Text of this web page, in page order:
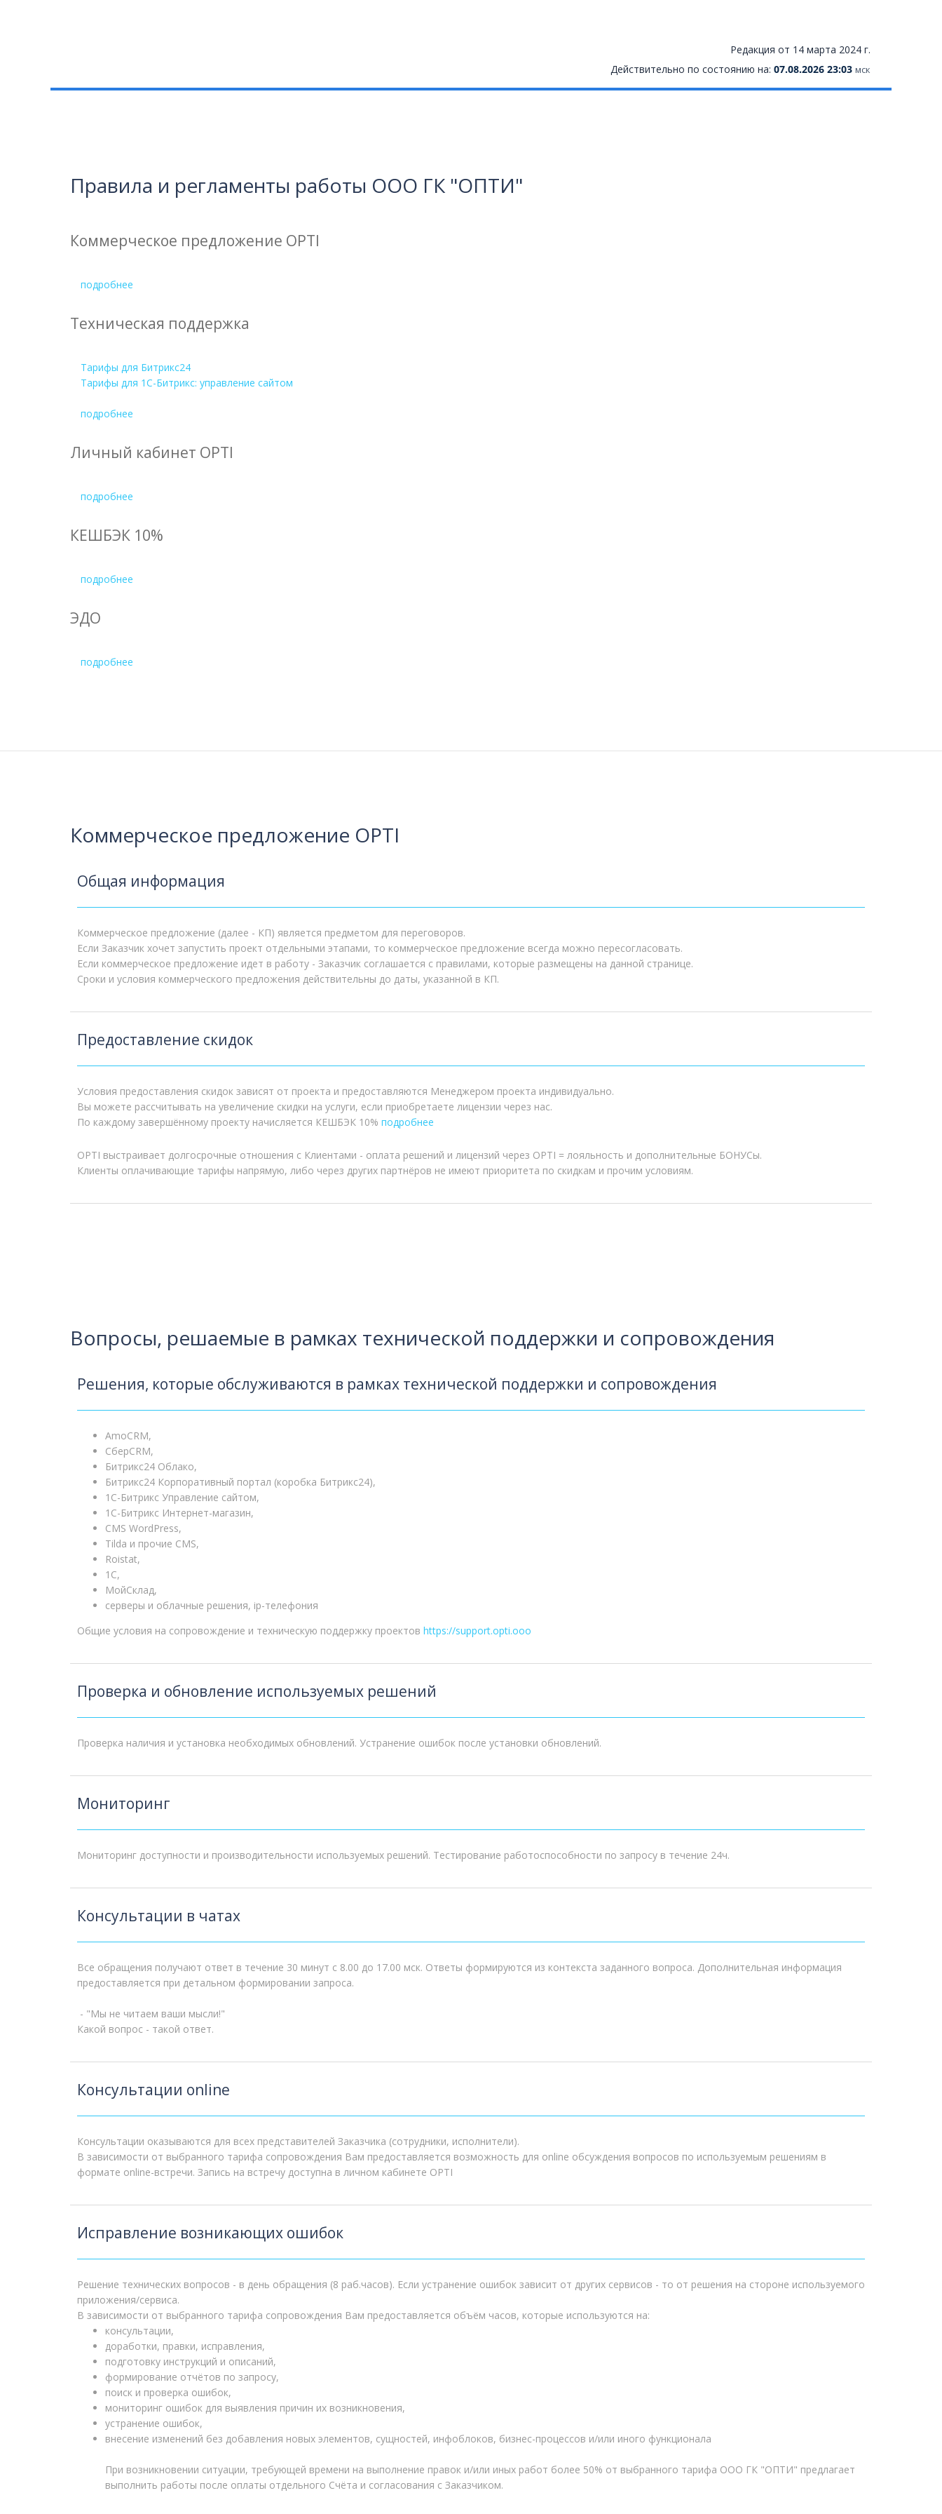
Редакция от 14 марта 2024 г.
Действительно по состоянию на: 07.08.2026 23:03 мск
Правила и регламенты работы OOO ГК "ОПТИ"
Коммерческое предложение OPTI
подробнее
Техническая поддержка
Тарифы для Битрикс24
Тарифы для 1С-Битрикс: управление сайтом
подробнее
Личный кабинет OPTI
подробнее
КЕШБЭК 10%
подробнее
ЭДО
подробнее
Коммерческое предложение OPTI
Общая информация
Коммерческое предложение (далее - КП) является предметом для переговоров.
Если Заказчик хочет запустить проект отдельными этапами, то коммерческое предложение всегда можно пересогласовать.
Если коммерческое предложение идет в работу - Заказчик соглашается с правилами, которые размещены на данной странице.
Сроки и условия коммерческого предложения действительны до даты, указанной в КП.
Предоставление скидок
Условия предоставления скидок зависят от проекта и предоставляются Менеджером проекта индивидуально.
Вы можете рассчитывать на увеличение скидки на услуги, если приобретаете лицензии через нас.
По каждому завершённому проекту начисляется КЕШБЭК 10% подробнее
OPTI выстраивает долгосрочные отношения с Клиентами - оплата решений и лицензий через OPTI = лояльность и дополнительные БОНУСы.
Клиенты оплачивающие тарифы напрямую, либо через других партнёров не имеют приоритета по скидкам и прочим условиям.
Вопросы, решаемые в рамках технической поддержки и сопровождения
Решения, которые обслуживаются в рамках технической поддержки и сопровождения
AmoCRM,
СберCRM,
Битрикс24 Облако,
Битрикс24 Корпоративный портал (коробка Битрикс24),
1С-Битрикс Управление сайтом,
1С-Битрикс Интернет-магазин,
CMS WordPress,
Tilda и прочие CMS,
Roistat,
1С,
МойСклад,
серверы и облачные решения, ip-телефония
Общие условия на сопровождение и техническую поддержку проектов https://support.opti.ooo
Проверка и обновление используемых решений
Проверка наличия и установка необходимых обновлений. Устранение ошибок после установки обновлений.
Мониторинг
Мониторинг доступности и производительности используемых решений. Тестирование работоспособности по запросу в течение 24ч.
Консультации в чатах
Все обращения получают ответ в течение 30 минут с 8.00 до 17.00 мск. Ответы формируются из контекста заданного вопроса. Дополнительная информация
предоставляется при детальном формировании запроса.
- "Мы не читаем ваши мысли!"
Какой вопрос - такой ответ.
Консультации online
Консультации оказываются для всех представителей Заказчика (сотрудники, исполнители).
В зависимости от выбранного тарифа сопровождения Вам предоставляется возможность для online обсуждения вопросов по используемым решениям в
формате online-встречи. Запись на встречу доступна в личном кабинете OPTI
Исправление возникающих ошибок
Решение технических вопросов - в день обращения (8 раб.часов). Если устранение ошибок зависит от других сервисов - то от решения на стороне используемого
приложения/сервиса.
В зависимости от выбранного тарифа сопровождения Вам предоставляется объём часов, которые используются на:
консультации,
доработки, правки, исправления,
подготовку инструкций и описаний,
формирование отчётов по запросу,
поиск и проверка ошибок,
мониторинг ошибок для выявления причин их возникновения,
устранение ошибок,
внесение изменений без добавления новых элементов, сущностей, инфоблоков, бизнес-процессов и/или иного функционала
При возникновении ситуации, требующей времени на выполнение правок и/или иных работ более 50% от выбранного тарифа ООО ГК "ОПТИ" предлагает
выполнить работы после оплаты отдельного Счёта и согласования с Заказчиком.